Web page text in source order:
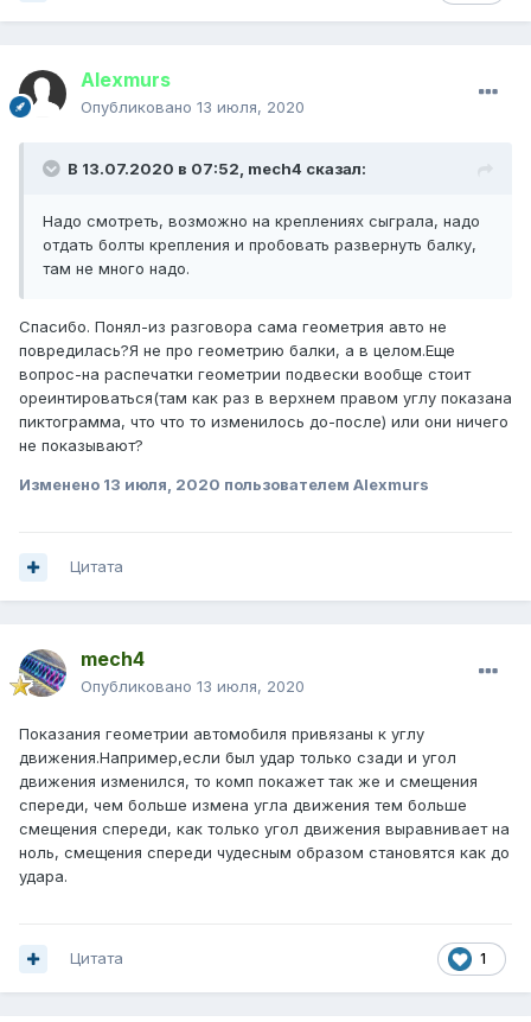
Alexmurs
Опубликовано 13 июля, 2020
В 13.07.2020 в 07:52, mech4 сказал:
Надо смотреть, возможно на креплениях сыграла, надо
отдать болты крепления и пробовать развернуть балку,
там не много надо.
Спасибо. Понял-из разговора сама геометрия авто не
повредилась?Я не про геометрию балки, а в целом.Еще
вопрос-на распечатки геометрии подвески вообще стоит
ореинтироваться(там как раз в верхнем правом углу показана
пиктограмма, что что то изменилось до-после) или они ничего
не показывают?
Изменено 13 июля, 2020 пользователем Alexmurs
Цитата
mech4
Опубликовано 13 июля, 2020
Показания геометрии автомобиля привязаны к углу
движения.Например,если был удар только сзади и угол
движения изменился, то комп покажет так же и смещения
спереди, чем больше измена угла движения тем больше
смещения спереди, как только угол движения выравнивает на
ноль, смещения спереди чудесным образом становятся как до
удара.
1
Цитата